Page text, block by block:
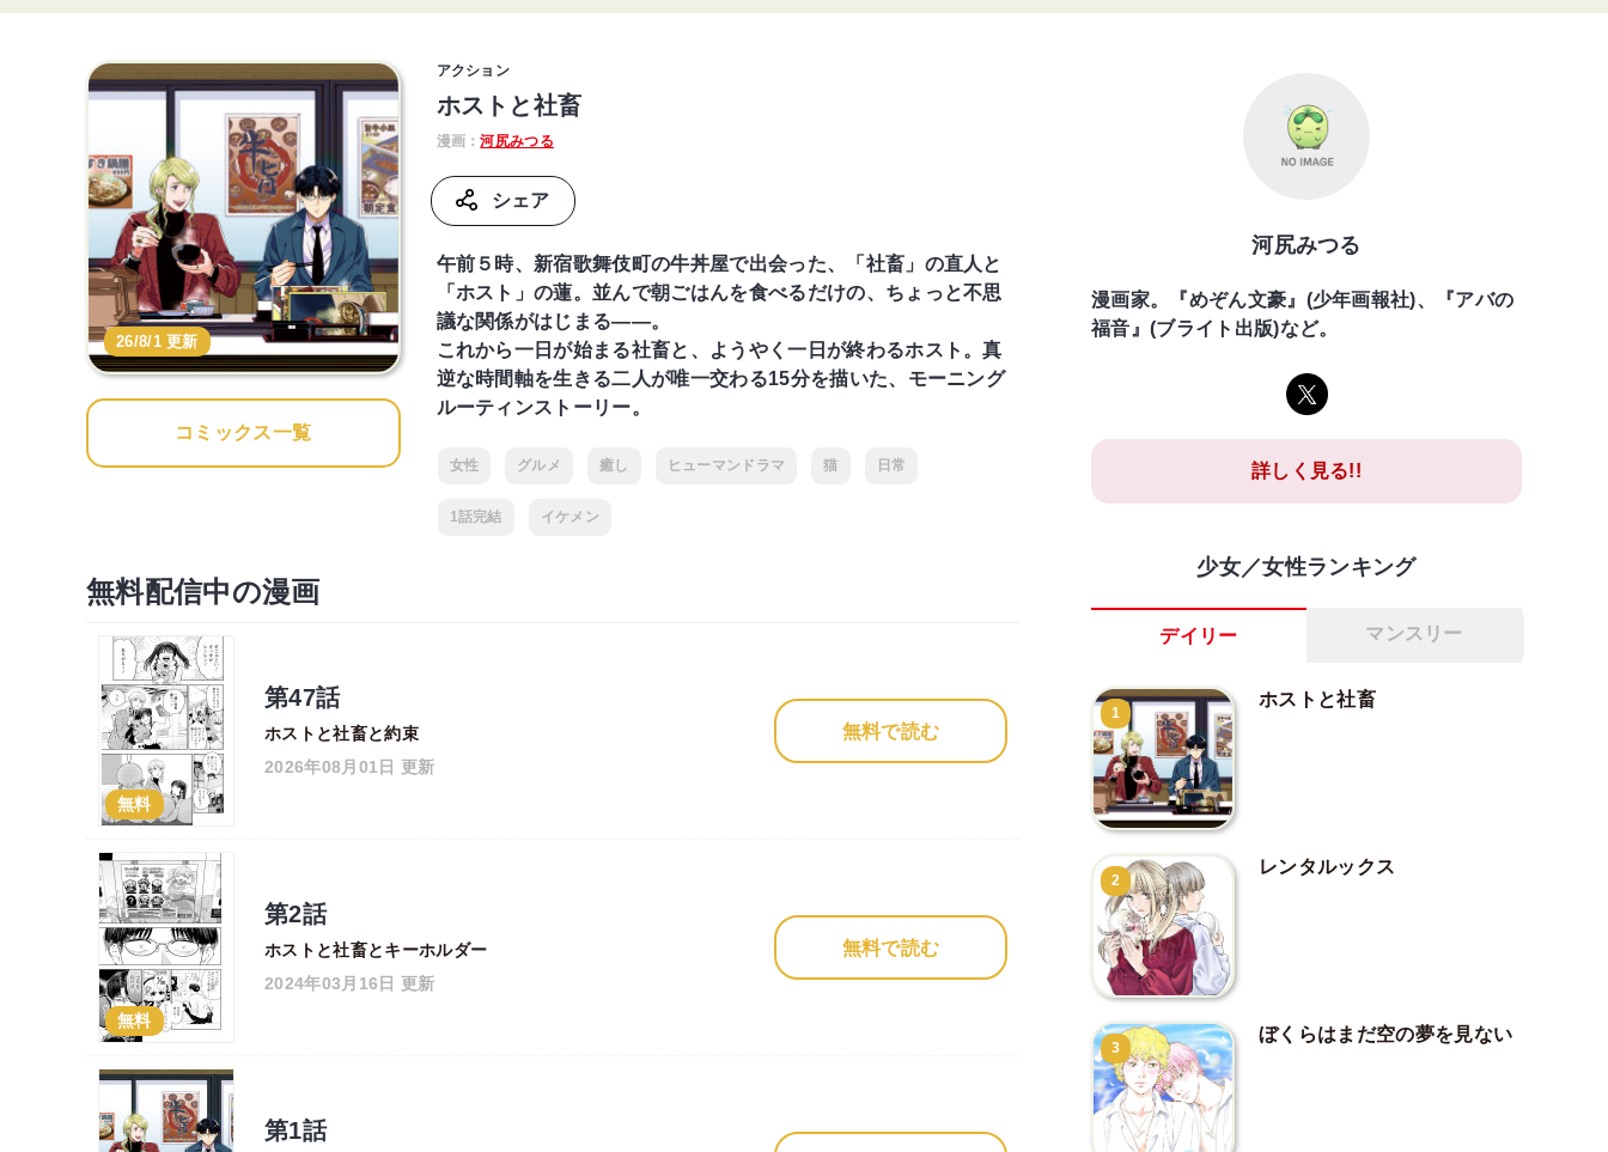
26/8/1 更新
コミックス一覧
アクション
ホストと社畜
漫画：河尻みつる
シェア
午前５時、新宿歌舞伎町の牛丼屋で出会った、「社畜」の直人と
「ホスト」の蓮。並んで朝ごはんを食べるだけの、ちょっと不思
議な関係がはじまる――。
これから一日が始まる社畜と、ようやく一日が終わるホスト。真
逆な時間軸を生きる二人が唯一交わる15分を描いた、モーニング
ルーティンストーリー。
女性 グルメ 癒し ヒューマンドラマ 猫 日常
1話完結 イケメン
無料配信中の漫画
無料
第47話
ホストと社畜と約束
2026年08月01日 更新
無料で読む
無料
第2話
ホストと社畜とキーホルダー
2024年03月16日 更新
無料で読む
第1話
河尻みつる
漫画家。『めぞん文豪』(少年画報社)、『アバの
福音』(ブライト出版)など。
詳しく見る!!
少女／女性ランキング
デイリー マンスリー
1
ホストと社畜
2
レンタルックス
3
ぼくらはまだ空の夢を見ない